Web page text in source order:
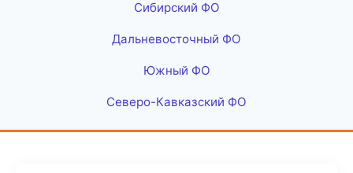
Сибирский ФО
Дальневосточный ФО
Южный ФО
Северо-Кавказский ФО